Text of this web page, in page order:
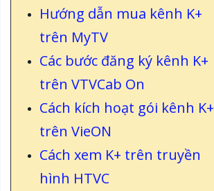
Hướng dẫn mua kênh K+
trên MyTV
Các bước đăng ký kênh K+
trên VTVCab On
Cách kích hoạt gói kênh K+
trên VieON
Cách xem K+ trên truyền
hình HTVC